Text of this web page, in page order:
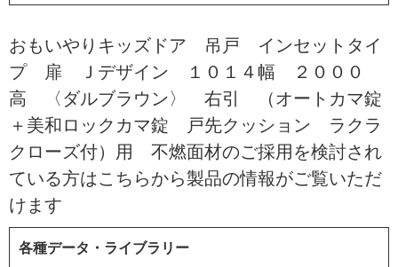
おもいやりキッズドア 吊戸 インセットタイ
プ 扉 Ｊデザイン １０１４幅 ２０００
高 〈ダルブラウン〉 右引 （オートカマ錠
＋美和ロックカマ錠 戸先クッション ラクラ
クローズ付）用 不燃面材のご採用を検討され
ている方はこちらから製品の情報がご覧いただ
けます
各種データ・ライブラリー